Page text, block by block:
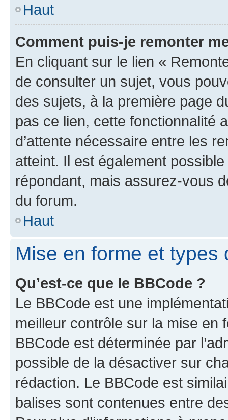
Haut
Comment puis-je remonter
En cliquant sur le lien «
de consulter un sujet, vous
des sujets, à la première page
pas ce lien, cette fonctionnalité
d’attente nécessaire entre les
atteint. Il est également
répondant, mais assurez-vous
du forum.
Haut
Mise en forme et types
Qu’est-ce que le BBCode ?
Le BBCode est une
meilleur contrôle sur la mise en
BBCode est déterminée par
possible de la désactiver sur
rédaction. Le BBCode est
balises sont contenues entre